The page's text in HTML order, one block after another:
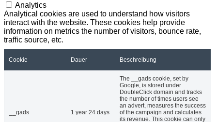
Analytics
Analytical cookies are used to understand how visitors
interact with the website. These cookies help provide
information on metrics the number of visitors, bounce rate,
traffic source, etc.
Cookie Dauer Beschreibung
__gads 1 year 24 days
The __gads cookie, set by
Google, is stored under
DoubleClick domain and tracks
the number of times users see
an advert, measures the success
of the campaign and calculates
its revenue. This cookie can only